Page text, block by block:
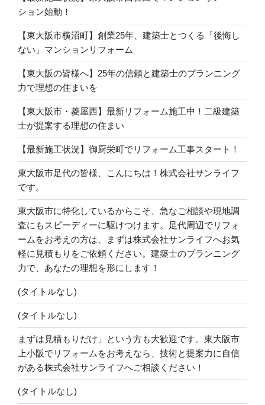
ション始動！
【東大阪市横沼町】創業25年、建築士とつくる「後悔し
ない」マンションリフォーム
【東大阪の皆様へ】25年の信頼と建築士のプランニング
力で理想の住まいを
【東大阪市・菱屋西】最新リフォーム施工中！二級建築
士が提案する理想の住まい
【最新施工状況】御厨栄町でリフォーム工事スタート！
東大阪市足代の皆様、こんにちは！株式会社サンライフ
です。
東大阪市に特化しているからこそ、急なご相談や現地調
査にもスピーディーに駆けつけます。足代周辺でリフォ
ームをお考えの方は、まずは株式会社サンライフへお気
軽に見積もりをご依頼ください。建築士のプランニング
力で、あなたの理想を形にします！
(タイトルなし)
(タイトルなし)
まずは見積もりだけ」という方も大歓迎です。東大阪市
上小阪でリフォームをお考えなら、技術と提案力に自信
がある株式会社サンライフへご相談ください！
(タイトルなし)